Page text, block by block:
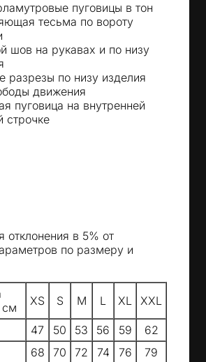
пуговицы в тон
тесьма по вороту
шов на рукавах и по низу
разрезы по низу изделия
движения
пуговица на внутренней
строчке
отклонения в 5% от
по размеру и
см
XS S M L XL XXL
47 50 53 56 59
62
68 70 72 74 76 79